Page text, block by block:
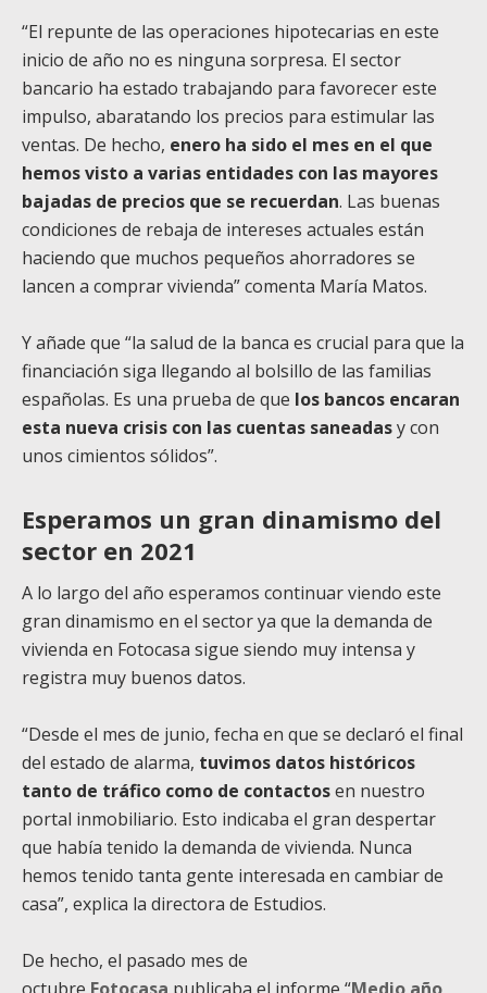
“El repunte de las operaciones hipotecarias en este
inicio de año no es ninguna sorpresa. El sector
bancario ha estado trabajando para favorecer este
impulso, abaratando los precios para estimular las
ventas. De hecho, enero ha sido el mes en el que
hemos visto a varias entidades con las mayores
bajadas de precios que se recuerdan. Las buenas
condiciones de rebaja de intereses actuales están
haciendo que muchos pequeños ahorradores se
lancen a comprar vivienda” comenta María Matos.
Y añade que “la salud de la banca es crucial para que la
financiación siga llegando al bolsillo de las familias
españolas. Es una prueba de que los bancos encaran
esta nueva crisis con las cuentas saneadasy con
unos cimientos sólidos”.
Esperamos un gran dinamismo del
sector en 2021
A lo largo del año esperamos continuar viendo este
gran dinamismo en el sector ya que la demanda de
vivienda en Fotocasa sigue siendo muy intensa y
registra muy buenos datos.
“Desde el mes de junio, fecha en que se declaró el final
del estado de alarma, tuvimos datos históricos
tanto de tráfico como de contactosen nuestro
portal inmobiliario. Esto indicaba el gran despertar
que había tenido la demanda de vivienda. Nunca
hemos tenido tanta gente interesada en cambiar de
casa”, explica la directora de Estudios.
De hecho, el pasado mes de